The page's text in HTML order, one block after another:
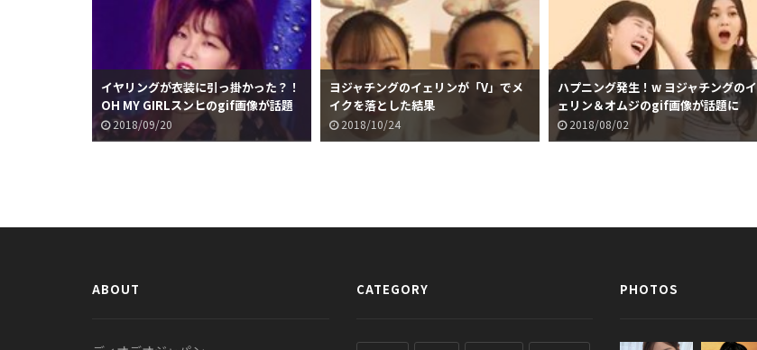
イヤリングが衣装に引っ掛かった？！
OH MY GIRLスンヒのgif画像が話題
に2018/09/20
ヨジャチングのイェリンが「V」でメ
イクを落とした結果
2018/10/24
ハプニング発生！w ヨジャチングのイ
ェリン＆オムジのgif画像が話題に
2018/08/02
ABOUT CATEGORY PHOTOS